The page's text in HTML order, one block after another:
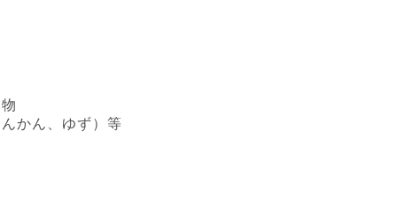
かん、ゆず）等